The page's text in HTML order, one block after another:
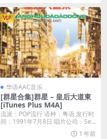
VIP
华语AAC音乐
[群星合集]群星 – 皇后大道東
[iTunes Plus M4A]
流派：POP流行 语种：粤语 发行时
间：1991年7月8日 唱片公司：See
1 年前